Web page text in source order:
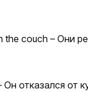
the couch – Они
отказался от